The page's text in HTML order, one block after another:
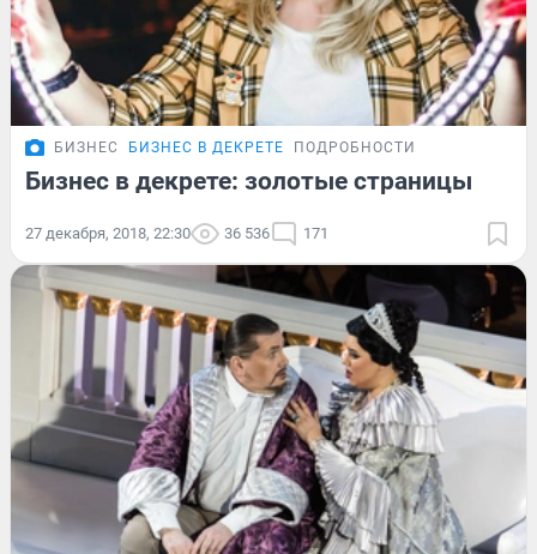
БИЗНЕС БИЗНЕС В ДЕКРЕТЕ ПОДРОБНОСТИ
Бизнес в декрете: золотые страницы
27 декабря, 2018, 22:30 36 536 171